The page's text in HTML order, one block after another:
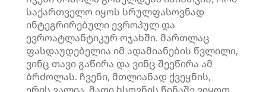
საქართველო იყოს სრულფასოვნად
ინტეგრირებული ევროპულ და
ევროატლანტიკურ ოჯახში. მართლაც
ფასდაუდებელია იმ ადამიანების წვლილი,
ვინც თავი გაწირა და ვინც შეეწირა ამ
ბრძოლას. ჩვენი, მთლიანად ქვეყნის,